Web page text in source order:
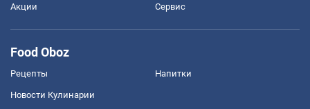
Акции Сервис
Food Oboz
Рецепты Напитки
Новости Кулинарии